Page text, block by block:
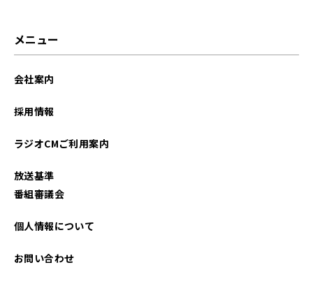
メニュー
会社案内
採用情報
ラジオCMご利用案内
放送基準
番組審議会
個人情報について
お問い合わせ